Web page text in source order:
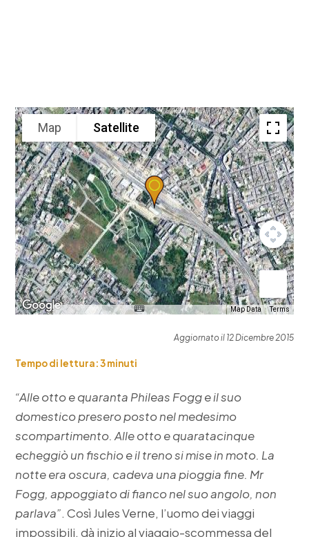
Map Satellite
Map Data Terms
Aggiornato il 12 Dicembre 2015
Tempo di lettura:3minuti
“Alle otto e quaranta Phileas Fogg e il suo
domestico presero posto nel medesimo
scompartimento. Alle otto e quaratacinque
echeggiò un fischio e il treno si mise in moto. La
notte era oscura, cadeva una pioggia fine. Mr
Fogg, appoggiato di fianco nel suo angolo, non
parlava”. Così Jules Verne, l’uomo dei viaggi
impossibili, dà inizio al viaggio-scommessa del